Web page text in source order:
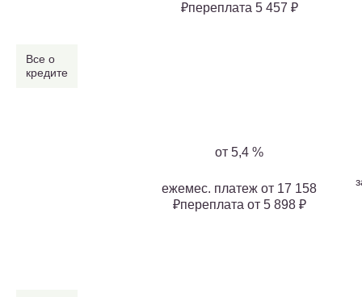
₽переплата 5 457 ₽
Все о
кредите
от 5,4 %
ежемес. платеж от 17 158
₽переплата от 5 898 ₽